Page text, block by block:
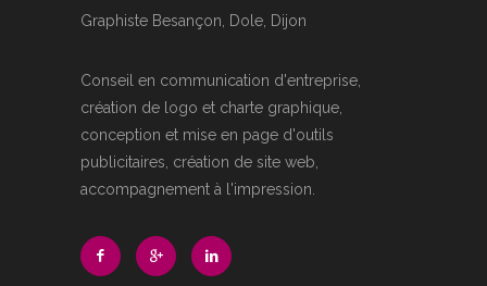
Graphiste Besançon, Dole, Dijon
Conseil en communication d'entreprise,
création de logo et charte graphique,
conception et mise en page d'outils
publicitaires, création de site web,
accompagnement à l'impression.